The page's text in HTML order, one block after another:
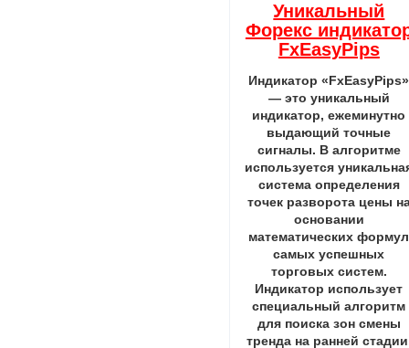
Уникальный
Форекс
FxEasyPips
Индикатор «FxEasyPips»
— это уникальный
индикатор, ежеминутно
выдающий точные
сигналы. В алгоритме
используется
система определения
точек разворота цены
основании
математических формул
самых успешных
торговых систем.
Индикатор использует
специальный алгоритм
для поиска зон смены
тренда на ранней